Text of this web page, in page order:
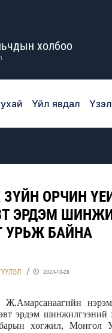
холбоо
Үйл явдал
ЗҮЙН ОРЧИН
ЭРДЭМ
УРЬЖ БАЙНА
2024-10-28
Ж.Амарсанаагийн
эрдэм шинжилгээний
хөгжил,